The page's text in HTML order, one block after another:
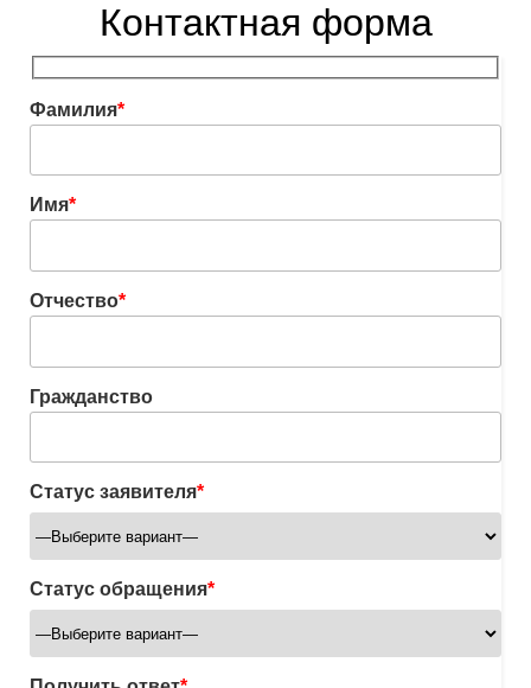
Контактная форма
Фамилия*
Имя*
Отчество*
Гражданство
Статус заявителя*
Статус обращения*